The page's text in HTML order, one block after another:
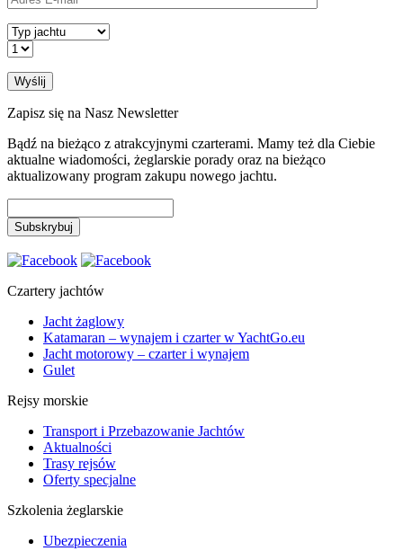
Zapisz się na Nasz Newsletter
Bądź na bieżąco z atrakcyjnymi czarterami. Mamy też dla Ciebie
aktualne wiadomości, żeglarskie porady oraz na bieżąco
aktualizowany program zakupu nowego jachtu.
Czartery jachtów
Jacht żaglowy
Katamaran – wynajem i czarter w YachtGo.eu
Jacht motorowy – czarter i wynajem
Gulet
Rejsy morskie
Transport i Przebazowanie Jachtów
Aktualności
Trasy rejsów
Oferty specjalne
Szkolenia żeglarskie
Ubezpieczenia